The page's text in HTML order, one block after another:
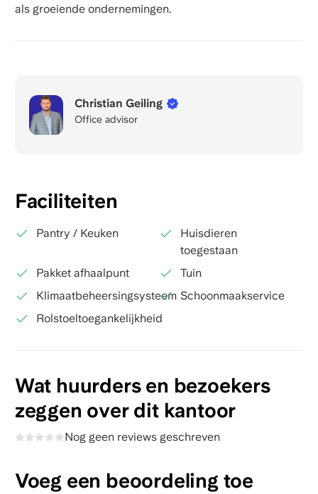
als groeiende ondernemingen.
Christian Geiling
Office advisor
Faciliteiten
Pantry / Keuken
Huisdieren
toegestaan
Pakket afhaalpunt
Tuin
Klimaatbeheersingsysteem Schoonmaakservice
Rolstoeltoegankelijkheid
Wat huurders en bezoekers
zeggen over dit kantoor
Nog geen reviews geschreven
Voeg een beoordeling toe